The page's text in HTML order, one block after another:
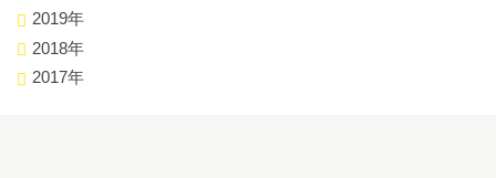
2019年
2018年
2017年